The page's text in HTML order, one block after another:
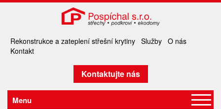
Rekonstrukce a zateplení střešní krytiny Služby O nás
Kontakt
Kontaktujte nás
Menu